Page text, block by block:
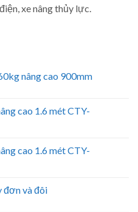
xe nâng thủy lực.
nâng cao 900mm
cao 1.6 mét CTY-
cao 1.6 mét CTY-
đơn và đôi